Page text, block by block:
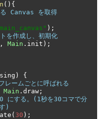
(){
Canvas を取得
);
作成し、初期化
, Main . init );
)
{
ームごとに呼ばれる
Main . draw ;
にする。(1秒を30コマで分
)
( 30 );